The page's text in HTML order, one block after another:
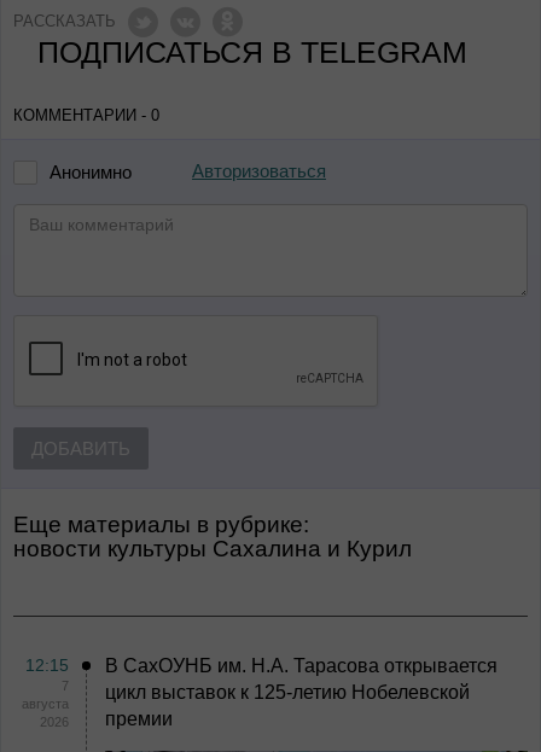
РАССКАЗАТЬ
ПОДПИСАТЬСЯ В TELEGRAM
КОММЕНТАРИИ - 0
Анонимно Авторизоваться
ДОБАВИТЬ
Еще материалы в рубрике:
Новости культуры Сахалина и Курил
12:15
7
августа
2026
В СахОУНБ им. Н.А. Тарасова открывается
цикл выставок к 125-летию Нобелевской
премии